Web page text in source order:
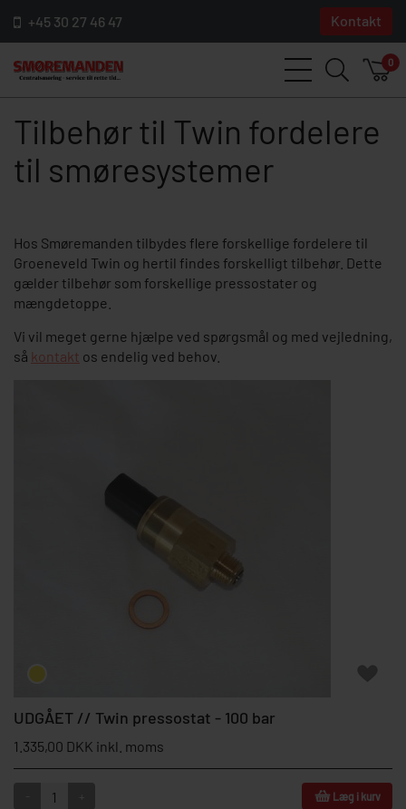
+45 30 27 46 47 Kontakt
0
Tilbehør til Twin fordelere
til smøresystemer
Hos Smøremanden tilbydes flere forskellige fordelere til
Groeneveld Twin og hertil findes forskelligt tilbehør. Dette
gælder tilbehør som forskellige pressostater og
mængdetoppe.
Vi vil meget gerne hjælpe ved spørgsmål og med vejledning,
så kontakt os endelig ved behov.
UDGÅET // Twin pressostat - 100 bar
1.335,00 DKK inkl. moms
Læg i kurv